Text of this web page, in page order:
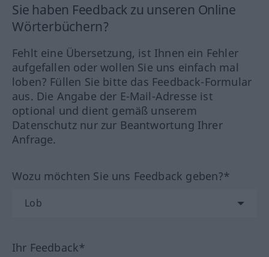
Sie haben Feedback zu unseren Online
Wörterbüchern?
Fehlt eine Übersetzung, ist Ihnen ein Fehler
aufgefallen oder wollen Sie uns einfach mal
loben? Füllen Sie bitte das Feedback-Formular
aus. Die Angabe der E-Mail-Adresse ist
optional und dient gemäß unserem
Datenschutz nur zur Beantwortung Ihrer
Anfrage.
Wozu möchten Sie uns Feedback geben?*
Ihr Feedback*